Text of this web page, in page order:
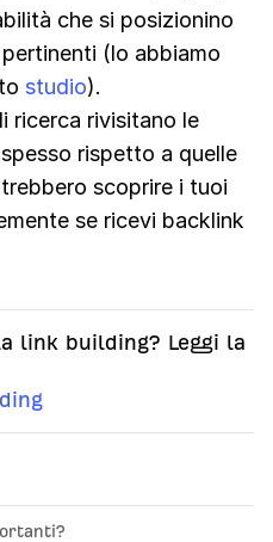
che si posizionino
(lo abbiamo
studio).
ricerca rivisitano le
rispetto a quelle
scoprire i tuoi
se ricevi backlink
link building? Leggi la